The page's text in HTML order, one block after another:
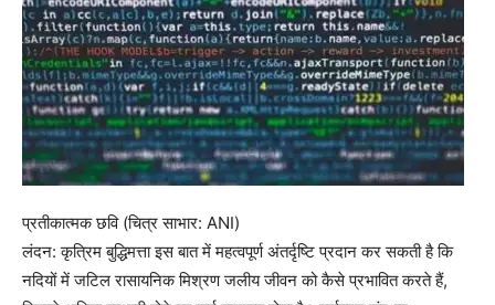
प्रतीकात्मक छवि (चित्र साभार: ANI)
लंदन: कृत्रिम बुद्धिमत्ता इस बात में महत्वपूर्ण अंतर्दृष्टि प्रदान कर सकती है कि
नदियों में जटिल रासायनिक मिश्रण जलीय जीवन को कैसे प्रभावित करते हैं,